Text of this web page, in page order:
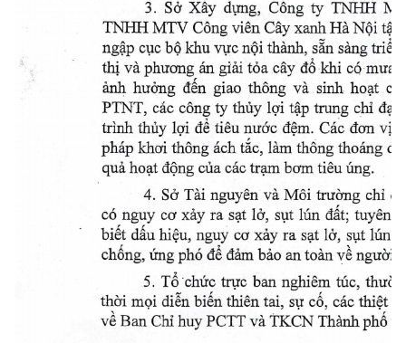
3. Sâ Xây dimg, Cong ty TNIHIH
TNHH MTV Cong viên Cay xanh Ha Ni
ngp c1ic b khu vrc ni thành, sn sang trin
thj và phucmg an giãi tóa cay d khi cómua
ânh hu&ng dn giao thông và sinh hoat
PTNT, các cong ty thüy igi tp trung chi dao
trmnh thiiy loi d tiêu nuc9c dm. Các d:cin
pháp khcii thông ách tc, lam thông thoáng
qua hoat dng cüa các tram barn tiêu üng.
4. SO Tài nguyen và Môi tnthng chi
có nguy ca xay ra sat 10, siit 1iin dt; tuyên
biêt du hiêu, nguy ca xay ra sat 10, sut
chông, ing phó d dm bào an toàn ye nguOi
5. T chüc tri1c ban nghiêm tác,
thii mçi din biên thiên tai, s11 c, các thit
ye Ban Clii huy PCTT và TKCN Thành ph